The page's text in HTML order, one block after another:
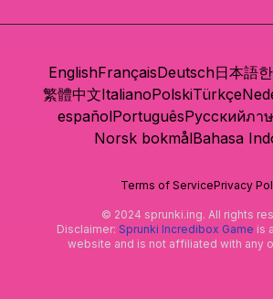
EnglishFrançaisDeutsch日本語
繁體中文ItalianoPolskiTürkçe
españolPortuguêsРусскийภา
Norsk bokmålBahasa
Terms of ServicePrivacy
© 2024 sprunki.ing. All rights
Disclaimer: Sprunki Incredibox Game is
website and is not affiliated with any